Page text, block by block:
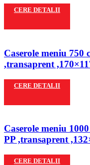
CERE DETALII
Caserole meniu 750
,transaprent
CERE DETALII
Caserole meniu
PP ,transaprent
CERE DETALII